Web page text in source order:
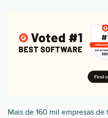
Mais de 160 mil empresas